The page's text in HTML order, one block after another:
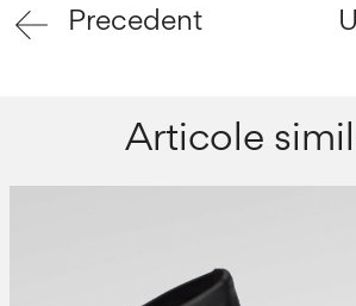
Precedent
Articole